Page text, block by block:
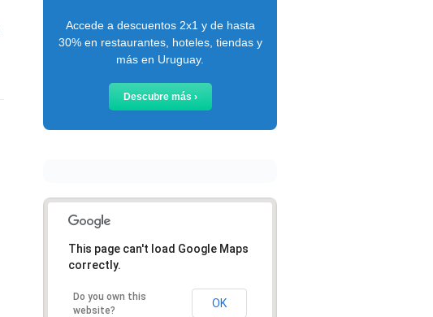
Accede a descuentos 2x1 y de hasta
30% en restaurantes, hoteles, tiendas y
más en Uruguay.
Descubre más ›
This page can't load Google Maps
correctly.
Do you own this
website?
OK